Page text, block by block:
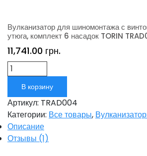
Вулканизатор для шиномонтажа с
утюга, комплект 6 насадок TORIN
11,741.00 грн.
Количество
В корзину
Артикул: TRAD004
Категории: Все товары,
Описание
Отзывы (1)